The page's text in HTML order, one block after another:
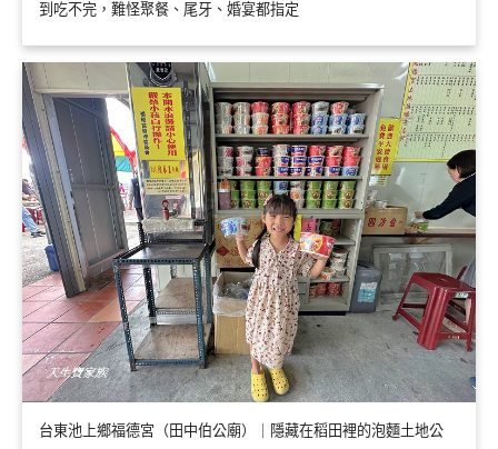
到吃不完，難怪聚餐、尾牙、婚宴都指定
台東池上鄉福德宮（田中伯公廟）｜隱藏在稻田裡的泡麵土地公